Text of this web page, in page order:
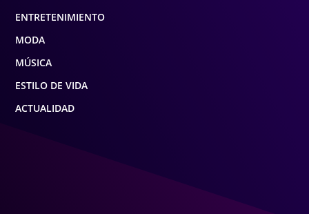
ENTRETENIMIENTO
MODA
MÚSICA
ESTILO DE VIDA
ACTUALIDAD